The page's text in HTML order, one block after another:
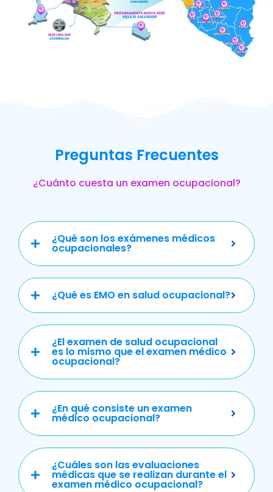
Preguntas Frecuentes
¿Cuánto cuesta un examen ocupacional?
¿Qué son los exámenes médicos
ocupacionales?
¿Qué es EMO en salud ocupacional?
¿El examen de salud ocupacional
es lo mismo que el examen médico
ocupacional?
¿En qué consiste un examen
médico ocupacional?
¿Cuáles son las evaluaciones
médicas que se realizan durante el
examen médico ocupacional?